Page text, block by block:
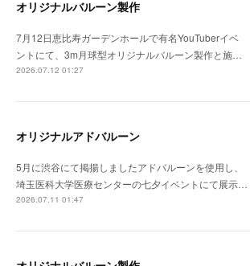
オリジナルバルーン製作
7月12日恵比寿ガーデンホールで有名YouTuberイベ
ントにて、3m月球型オリジナルバルーン製作と施…
2026.07.12 01:27
オリジナルアドバルーン
5月に渋谷にて掲揚しましたアドバルーンを使用し、
埼玉医科大学医療センターの七夕イベントにて展示…
2026.07.11 01:47